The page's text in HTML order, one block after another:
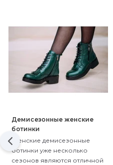
Демисезонные женские
ботинки
Женские демисезонные
ботинки уже несколько
сезонов являются отличной